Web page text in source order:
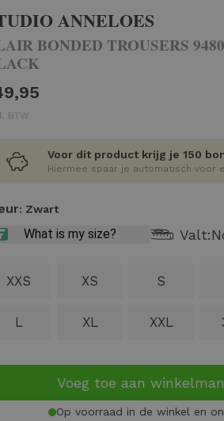
ANNELOES
BONDED TROUSERS
BTW
Voor dit product krijg je 150
Hiermee spaar je automatisch voor
: Zwart
Valt:
XXS XS S
L XL XXL
Voeg toe aan
Op voorraad in de winkel en